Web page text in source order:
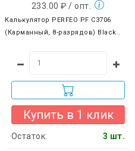
233.00 ₽ / опт.
Калькулятор PERFEO PF C3706
(Карманный, 8-разрядов) Black..
Купить в 1 клик
Остаток: 3 шт.